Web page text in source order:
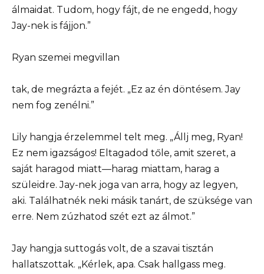
álmaidat. Tudom, hogy fájt, de ne engedd, hogy
Jay-nek is fájjon.”
Ryan szemei megvillan
tak, de megrázta a fejét. „Ez az én döntésem. Jay
nem fog zenélni.”
Lily hangja érzelemmel telt meg. „Állj meg, Ryan!
Ez nem igazságos! Eltagadod tőle, amit szeret, a
saját haragod miatt—harag miattam, harag a
szüleidre. Jay-nek joga van arra, hogy az legyen,
aki. Találhatnék neki másik tanárt, de szüksége van
erre. Nem zúzhatod szét ezt az álmot.”
Jay hangja suttogás volt, de a szavai tisztán
hallatszottak. „Kérlek, apa. Csak hallgass meg.